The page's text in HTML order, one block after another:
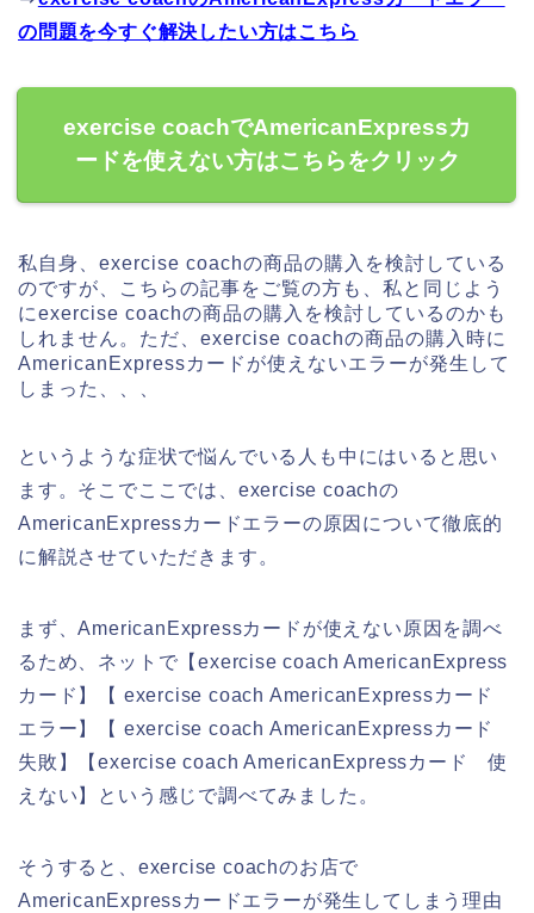
の問題を今すぐ解決したい方はこちら
exercise coachでAmericanExpressカ
ードを使えない方はこちらをクリック
私自身、exercise coachの商品の購入を検討している
のですが、こちらの記事をご覧の方も、私と同じよう
にexercise coachの商品の購入を検討しているのかも
しれません。ただ、exercise coachの商品の購入時に
AmericanExpressカードが使えないエラーが発生して
しまった、、、
というような症状で悩んでいる人も中にはいると思い
ます。そこでここでは、exercise coachの
AmericanExpressカードエラーの原因について徹底的
に解説させていただきます。
まず、AmericanExpressカードが使えない原因を調べ
るため、ネットで【exercise coach AmericanExpress
カード】【 exercise coach AmericanExpressカード
エラー】【 exercise coach AmericanExpressカード
失敗】【exercise coach AmericanExpressカード 使
えない】という感じで調べてみました。
そうすると、exercise coachのお店で
AmericanExpressカードエラーが発生してしまう理由